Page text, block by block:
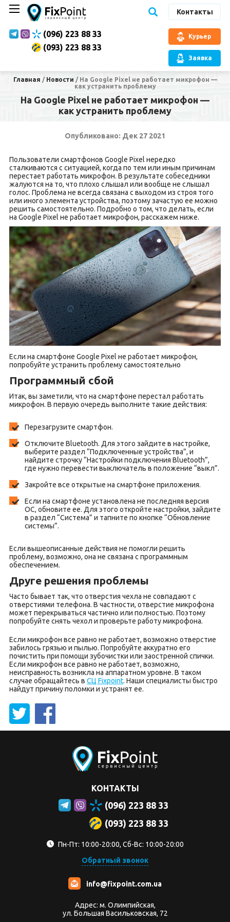
Контакты
(096) 223 88 33
(093) 223 88 33
Курьер
Заявка
Главная / Новости / На Google Pixel не работает микрофон —
как устранить проблему
На Google Pixel не работает микрофон —
как устранить проблему
Опубликовано: Дек 27 2021
Пользователи смартфонов Google Pixel нередко
сталкиваются с ситуацией, когда по тем или иным причинам
перестает работать микрофон. В результате собеседники
жалуются на то, что плохо слышал или вообще не слышал
голос. Проблема не всегда связана с выходом из строя того
или иного элемента устройства, поэтому зачастую ее можно
решить самостоятельно. Подробно о том, что делать, если
на Google Pixel не работает микрофон, расскажем ниже.
Если на смартфоне Google Pixel не работает микрофон,
попробуйте устранить проблему самостоятельно
Программный сбой
Итак, вы заметили, что на смартфоне перестал работать
микрофон. В первую очередь выполните такие действия:
Перезагрузите смартфон.
Отключите Bluetooth. Для этого зайдите в настройке,
выберите раздел “Подключенные устройства”, и
найдите строчку “Настройки подключения Bluetooth”,
где нужно перевести выключатель в положение “выкл”.
Закройте все открытые на смартфоне приложения.
Если на смартфоне установлена не последняя версия
ОС, обновите ее. Для этого откройте настройки, зайдите
в раздел “Система” и тапните по кнопке “Обновление
системы”.
Если вышеописанные действия не помогли решить
проблему, возможно, она не связана с программным
обеспечением.
Друге решения проблемы
Часто бывает так, что отверстия чехла не совпадают с
отверстиями телефона. В частности, отверстие микрофона
может перекрываться частично или полностью. Поэтому
попробуйте снять чехол и проверьте работу микрофона.
Если микрофон все равно не работает, возможно отверстие
забилось грязью и пылью. Попробуйте аккуратно его
почистить при помощи зубочистки или заостренной спички.
Если микрофон все равно не работает, возможно,
неисправность возникла на аппаратном уровне. В таком
случае обращайтесь в СЦ Fixpoint. Наши специалисты быстро
найдут причину поломки и устранят ее.
КОНТАКТЫ
(096) 223 88 33
(093) 223 88 33
Пн-Пт: 10:00-20:00, Сб-Вс: 10:00-20:00
Обратный звонок
info@fixpoint.com.ua
Адрес: м. Олимпийская,
ул. Большая Васильковская, 72